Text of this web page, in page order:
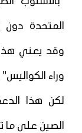
المتحدة دون
وقد يعني
وراء
لكن هذا
الصين على ما